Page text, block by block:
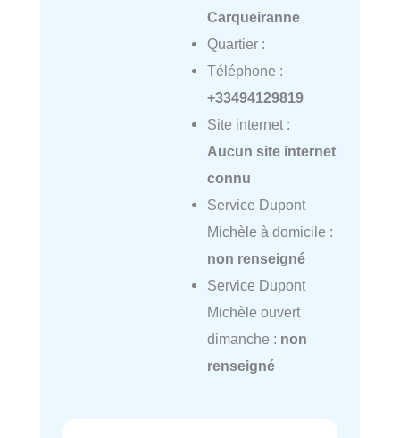
Carqueiranne
Quartier :
Téléphone :
+33494129819
Site internet :
Aucun site internet
connu
Service Dupont
Michèle à domicile :
non renseigné
Service Dupont
Michèle ouvert
dimanche : non
renseigné